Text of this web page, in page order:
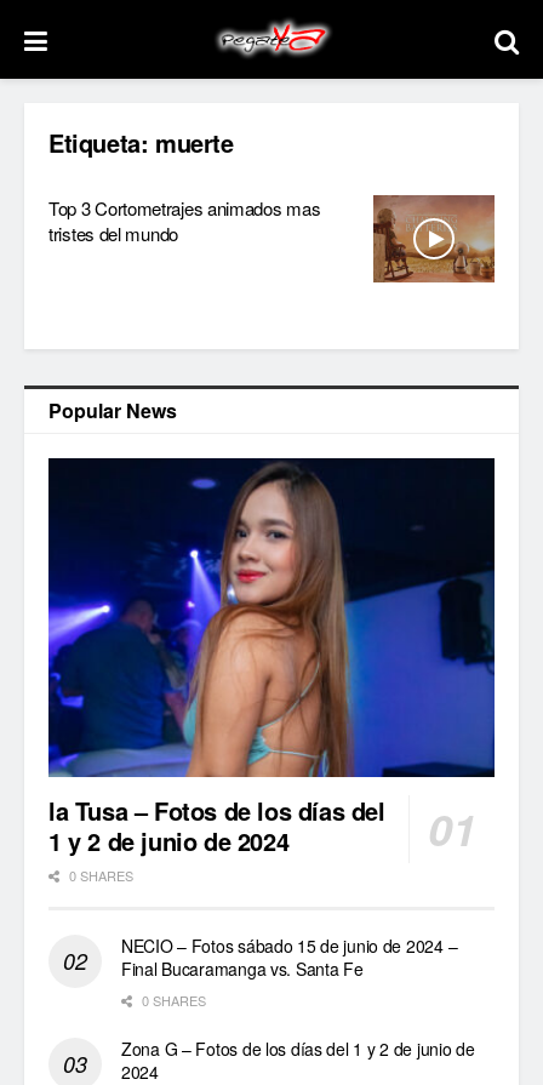
Etiqueta: muerte
Top 3 Cortometrajes animados mas
tristes del mundo
Popular News
la Tusa – Fotos de los días del
1 y 2 de junio de 2024
0 SHARES
NECIO – Fotos sábado 15 de junio de 2024 –
Final Bucaramanga vs. Santa Fe
0 SHARES
Zona G – Fotos de los días del 1 y 2 de junio de
2024